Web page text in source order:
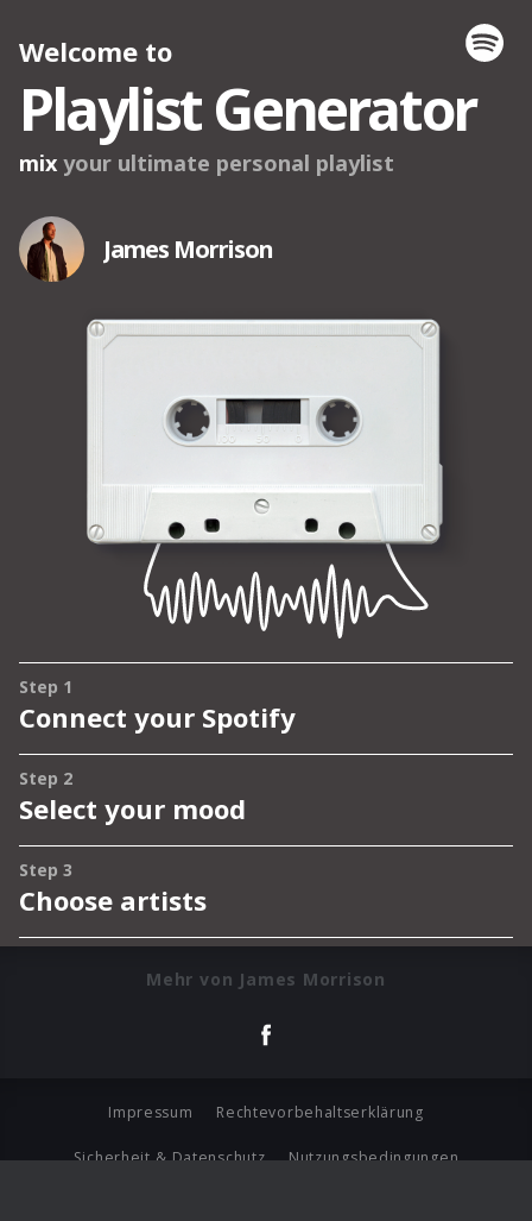
Mehr von James Morrison
Impressum Rechtevorbehaltserklärung
Sicherheit & Datenschutz Nutzungsbedingungen